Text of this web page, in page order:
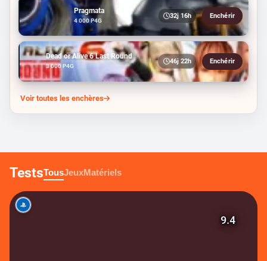
Pragmata
4 000 P4G
32j 16h Enchérir
Dead or Alive 6 Last Round
3 000 P4G
46j 22h Enchérir
Voir toutes les enchères
TestsTousJeuxMatériels
9.4